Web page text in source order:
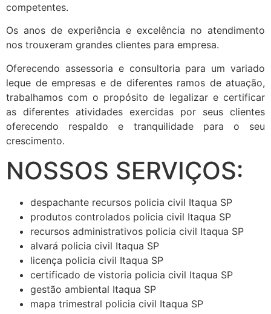
competentes.
Os anos de experiência e excelência no atendimento
nos trouxeram grandes clientes para empresa.
Oferecendo assessoria e consultoria para um variado
leque de empresas e de diferentes ramos de atuação,
trabalhamos com o propósito de legalizar e certificar
as diferentes atividades exercidas por seus clientes
oferecendo respaldo e tranquilidade para o seu
crescimento.
NOSSOS SERVIÇOS:
despachante recursos policia civil Itaqua SP
produtos controlados policia civil Itaqua SP
recursos administrativos policia civil Itaqua SP
alvará policia civil Itaqua SP
licença policia civil Itaqua SP
certificado de vistoria policia civil Itaqua SP
gestão ambiental Itaqua SP
mapa trimestral policia civil Itaqua SP